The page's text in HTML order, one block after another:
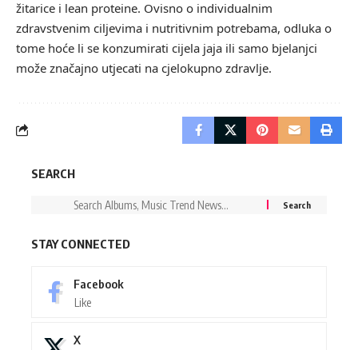
žitarice i lean proteine. Ovisno o individualnim
zdravstvenim ciljevima i nutritivnim potrebama, odluka o
tome hoće li se konzumirati cijela jaja ili samo bjelanjci
može značajno utjecati na cjelokupno zdravlje.
SEARCH
STAY CONNECTED
Facebook
Like
X